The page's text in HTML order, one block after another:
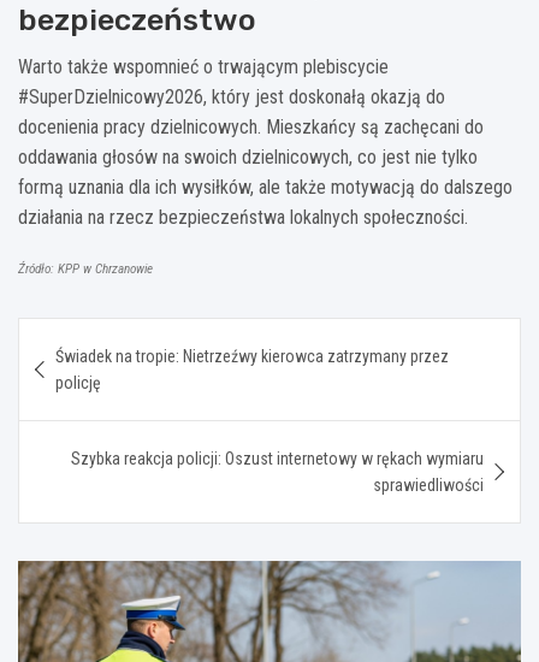
bezpieczeństwo
Warto także wspomnieć o trwającym plebiscycie
#SuperDzielnicowy2026, który jest doskonałą okazją do
docenienia pracy dzielnicowych. Mieszkańcy są zachęcani do
oddawania głosów na swoich dzielnicowych, co jest nie tylko
formą uznania dla ich wysiłków, ale także motywacją do dalszego
działania na rzecz bezpieczeństwa lokalnych społeczności.
Źródło: KPP w Chrzanowie
wpisu
Świadek na tropie: Nietrzeźwy kierowca zatrzymany przez
policję
Szybka reakcja policji: Oszust internetowy w rękach wymiaru
sprawiedliwości